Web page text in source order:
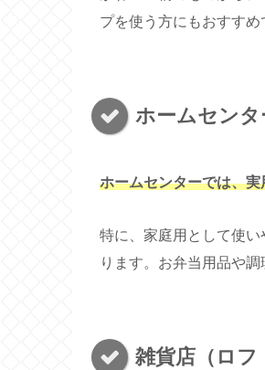
プを使う方にもおすすめ
ホームセンタ
ホームセンターでは、
特に、家庭用として使
ります。お弁当用品や
雑貨店（ロフ